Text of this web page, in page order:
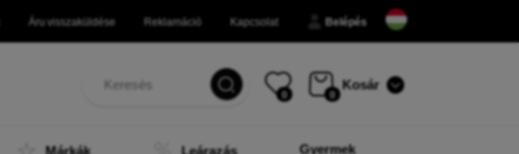
Áru visszaküldése Reklamáció Kapcsolat Belépés
0 0
Kosár
Márkák Leárazás Gyermek